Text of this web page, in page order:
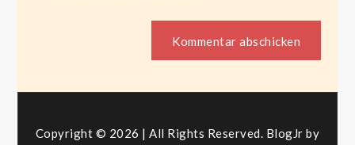
Copyright © 2026 | All Rights Reserved. BlogJr by